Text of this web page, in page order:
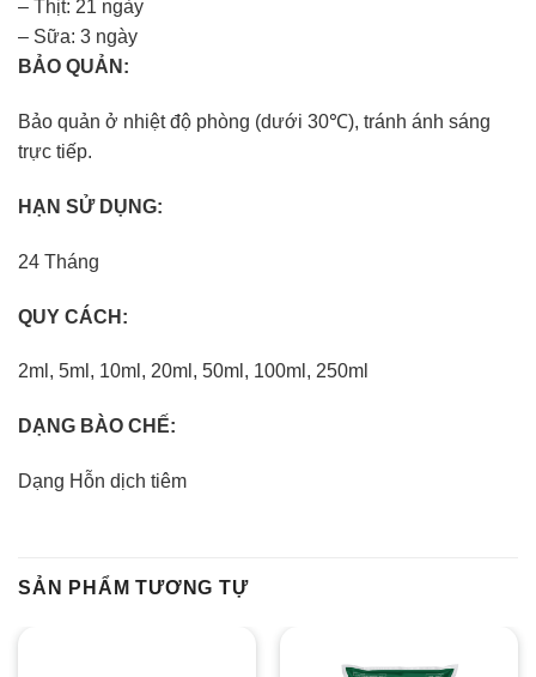
– Thịt: 21 ngày
– Sữa: 3 ngày
BẢO QUẢN:
Bảo quản ở nhiệt độ phòng (dưới 30℃), tránh ánh sáng
trực tiếp.
HẠN SỬ DỤNG:
24 Tháng
QUY CÁCH:
2ml, 5ml, 10ml, 20ml, 50ml, 100ml, 250ml
DẠNG BÀO CHẾ:
Dạng Hỗn dịch tiêm
SẢN PHẨM TƯƠNG TỰ